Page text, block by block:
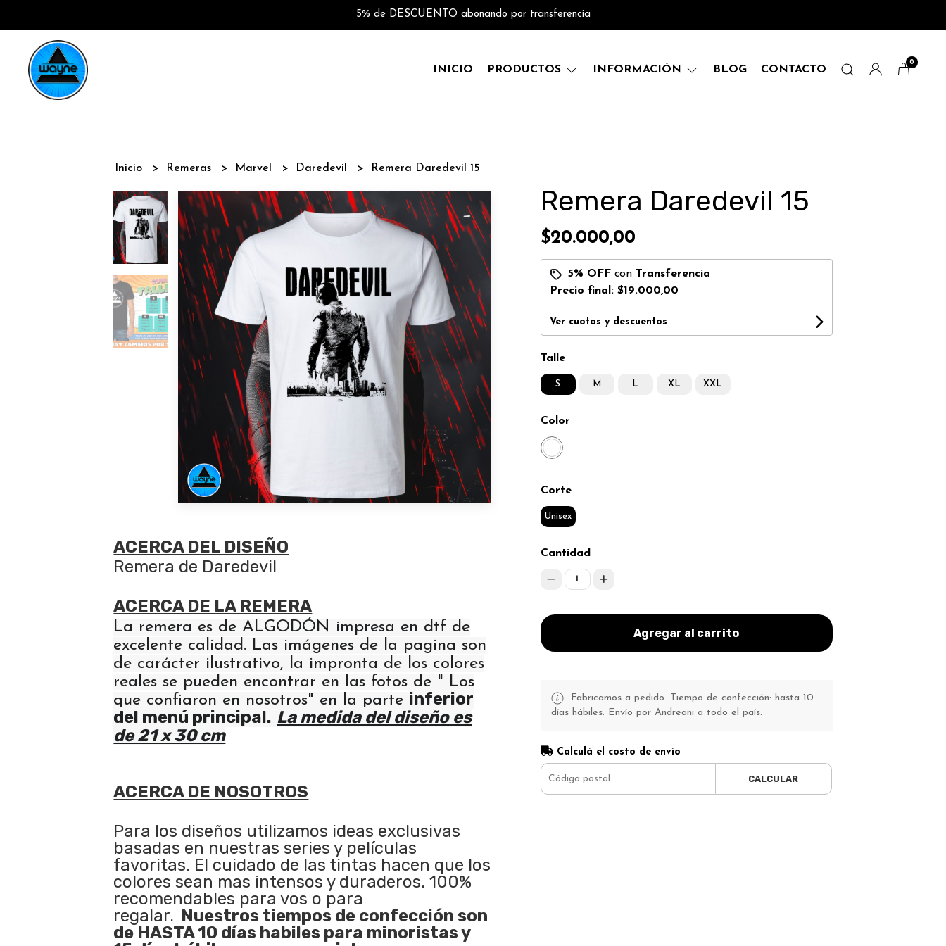
5% de DESCUENTO abonando por transferencia
INICIO PRODUCTOS INFORMACIÓN BLOG CONTACTO
0
Inicio Remeras Marvel Daredevil Remera Daredevil 15
ACERCA DEL DISEÑO
Remera de Daredevil
ACERCA DE LA REMERA
La remera es de ALGODÓN impresa en dtf de
excelente calidad. Las imágenes de la pagina son
de carácter ilustrativo, la impronta de los colores
reales se pueden encontrar en las fotos de " Los
que confiaron en nosotros" en la parte inferior
del menú principal. La medida del diseño es
de 21 x 30 cm
ACERCA DE NOSOTROS
Para los diseños utilizamos ideas exclusivas
basadas en nuestras series y películas
favoritas. El cuidado de las tintas hacen que los
colores sean mas intensos y duraderos. 100%
recomendables para vos o para
regalar. Nuestros tiempos de confección son
de HASTA 10 días habiles para minoristas y
Remera Daredevil 15
$20.000,00
5% OFFcon Transferencia
Precio final: $19.000,00
Ver cuotas y descuentos
Talle
S M L XL XXL
Color
Corte
Unisex
Cantidad
1
Agregar al carrito
Fabricamos a pedido. Tiempo de confección: hasta 10
días hábiles. Envío por Andreani a todo el país.
Calculá el costo de envío
CALCULAR